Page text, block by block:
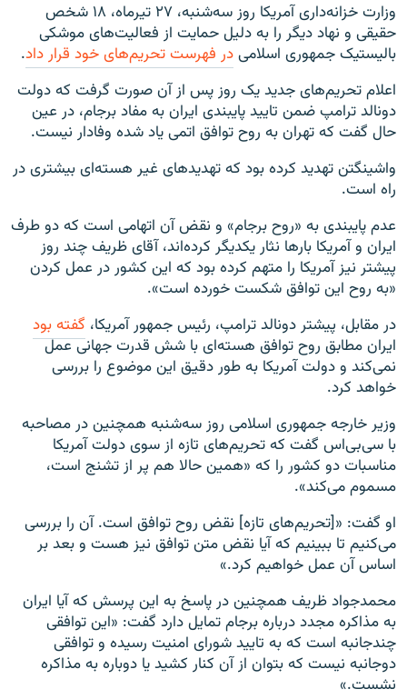
وزارت خزانه‌داری آمریکا روز سه‌شنبه، ۲۷ تیرماه، ۱۸ شخص
حقیقی و نهاد دیگر را به دلیل حمایت از فعالیت‌های موشکی
بالیستیک جمهوری اسلامیدر فهرست تحریم‌های خود قرار داد.
اعلام تحریم‌های جدید یک روز پس از آن صورت گرفت که دولت
دونالد ترامپ ضمن تایید پایبندی ایران به مفاد برجام، در عین
حال گفت که تهران به روح توافق اتمی یاد شده وفادار نیست.
واشینگتن تهدید کرده بود که تهدیدهای غیر هسته‌ای بیشتری در
راه است.
عدم پایبندی به «روح برجام» و نقض آن اتهامی است که دو طرف
ایران و آمریکا بارها نثار یکدیگر کرده‌اند، آقای ظریف چند روز
پیشتر نیز آمریکا را متهم کرده بود که این کشور در عمل کردن
«به روح این توافق شکست خورده است».
در مقابل، پیشتر دونالد ترامپ، رئیس جمهور آمریکا، گفته بود
ایران مطابق روح توافق هسته‌ای با شش قدرت جهانی عمل
نمی‌کند و دولت آمریکا به طور دقیق این موضوع را بررسی
خواهد کرد.
وزیر خارجه جمهوری اسلامی روز سه‌شنبه همچنین در مصاحبه
با سی‌بی‌اس گفت که تحریم‌های تازه از سوی دولت آمریکا
مناسبات دو کشور را که «همین حالا هم پر از تشنج است،
مسموم می‌کند».
او گفت: «[تحریم‌های تازه] نقض روح توافق است. آن را بررسی
می‌کنیم تا ببینیم که آیا نقض متن توافق نیز هست و بعد بر
اساس آن عمل خواهیم کرد.»
محمدجواد ظریف همچنین در پاسخ به این پرسش که آیا ایران
به مذاکره مجدد درباره برجام تمایل دارد گفت: «این توافقی
چندجانبه است که به تایید شورای امنیت رسیده و توافقی
دوجانبه نیست که بتوان از آن کنار کشید یا دوباره به مذاکره
نشست.»